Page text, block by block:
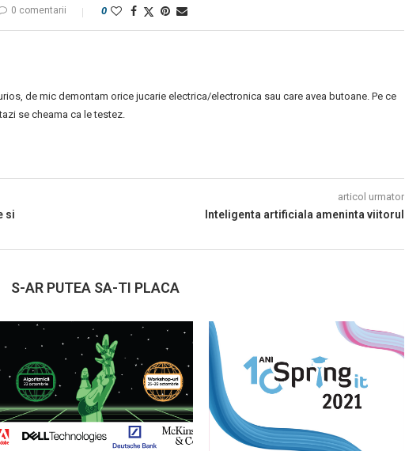
0 comentarii 0
de mic demontam orice jucarie electrica/electronica sau care avea butoane. Pe ce
se cheama ca le testez.
si
articol urmator
Inteligenta artificiala ameninta viitorul
S-AR PUTEA SA-TI PLACA